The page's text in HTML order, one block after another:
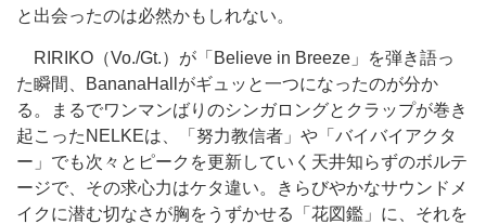
と出会ったのは必然かもしれない。
RIRIKO（Vo./Gt.）が「Believe in Breeze」を弾き語っ
た瞬間、BananaHallがギュッと一つになったのが分か
る。まるでワンマンばりのシンガロングとクラップが巻き
起こったNELKEは、「努力教信者」や「バイバイアクタ
ー」でも次々とピークを更新していく天井知らずのボルテ
ージで、その求心力はケタ違い。きらびやかなサウンドメ
イクに潜む切なさが胸をうずかせる「花図鑑」に、それを